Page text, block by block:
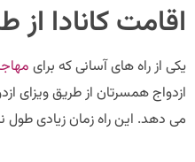
اقامت کانادا از
یکی از راه های آسانی که برای
ازدواج همسرتان از طریق ویزای
می دهد. این راه زمان زیادی طول